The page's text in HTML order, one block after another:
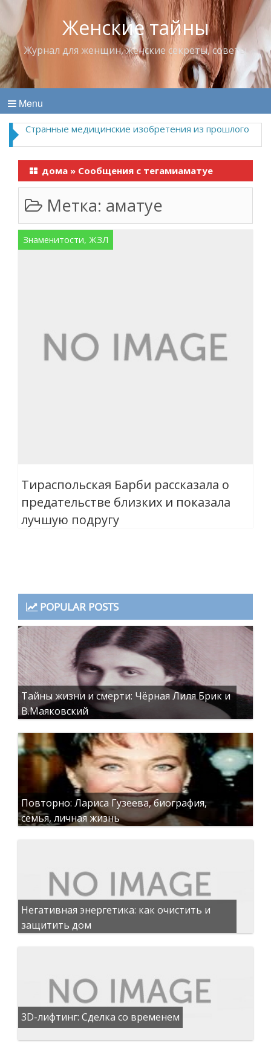
Женские тайны
Журнал для женщин, женские секреты, советы
Menu
Странные медицинские изобретения из прошлого
дома » Сообщения с тегамиаматуе
Метка: аматуе
Знаменитости, ЖЗЛ
Тираспольская Барби рассказала о
предательстве близких и показала
лучшую подругу
POPULAR POSTS
Тайны жизни и смерти: Чёрная Лиля Брик и
В.Маяковский
Повторно: Лариса Гузеева, биография,
семья, личная жизнь
Негативная энергетика: как очистить и
защитить дом
3D-лифтинг: Сделка со временем